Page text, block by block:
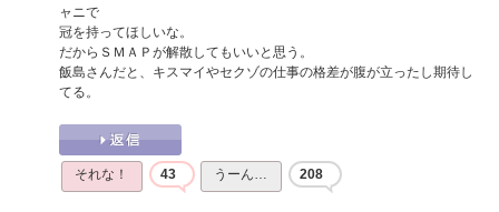
ャニで
冠を持ってほしいな。
だからＳＭＡＰが解散してもいいと思う。
飯島さんだと、キスマイやセクゾの仕事の格差が腹が立ったし期待し
てる。
それな！ 43 うーん… 208